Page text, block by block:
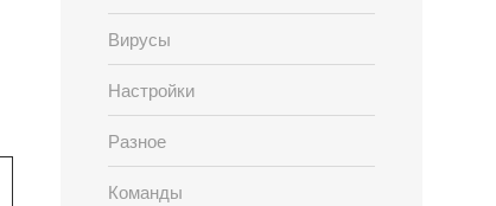
Вирусы
Настройки
Разное
Команды